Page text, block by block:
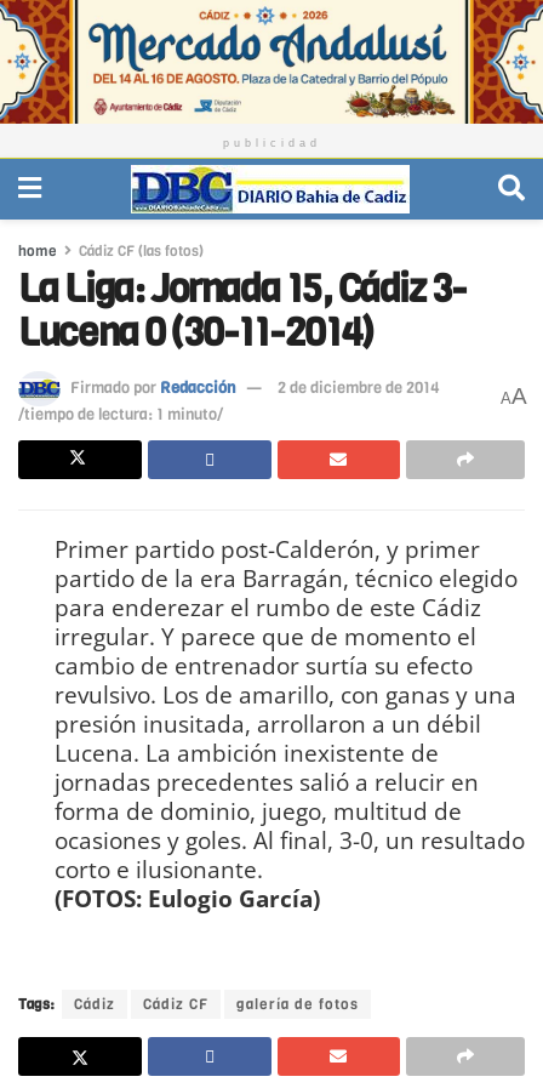
publicidad
home Cádiz CF (las fotos)
La Liga: Jornada 15, Cádiz 3-
Lucena 0 (30-11-2014)
Firmado por Redacción
2 de diciembre de 2014
/tiempo de lectura: 1 minuto/
AA
Primer partido post-Calderón, y primer
partido de la era Barragán, técnico elegido
para enderezar el rumbo de este Cádiz
irregular. Y parece que de momento el
cambio de entrenador surtía su efecto
revulsivo. Los de amarillo, con ganas y una
presión inusitada, arrollaron a un débil
Lucena. La ambición inexistente de
jornadas precedentes salió a relucir en
forma de dominio, juego, multitud de
ocasiones y goles. Al final, 3-0, un resultado
corto e ilusionante.
(FOTOS: Eulogio García)
Tags: Cádiz Cádiz CF galería de fotos